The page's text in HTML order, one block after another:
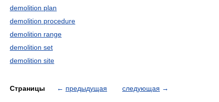
demolition plan
demolition procedure
demolition range
demolition set
demolition site
Страницы ← предыдущая следующая →